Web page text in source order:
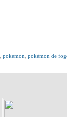
pokemon pokémon de